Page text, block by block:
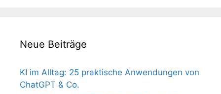
Neue Beiträge
KI im Alltag: 25 praktische Anwendungen von
ChatGPT & Co.